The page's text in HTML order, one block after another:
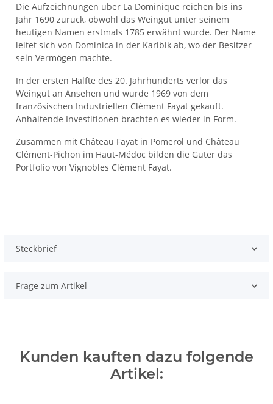
Die Aufzeichnungen über La Dominique reichen bis ins
Jahr 1690 zurück, obwohl das Weingut unter seinem
heutigen Namen erstmals 1785 erwähnt wurde. Der Name
leitet sich von Dominica in der Karibik ab, wo der Besitzer
sein Vermögen machte.
In der ersten Hälfte des 20. Jahrhunderts verlor das
Weingut an Ansehen und wurde 1969 von dem
französischen Industriellen Clément Fayat gekauft.
Anhaltende Investitionen brachten es wieder in Form.
Zusammen mit Château Fayat in Pomerol und Château
Clément-Pichon im Haut-Médoc bilden die Güter das
Portfolio von Vignobles Clément Fayat.
Steckbrief
Frage zum Artikel
Kunden kauften dazu folgende
Artikel: